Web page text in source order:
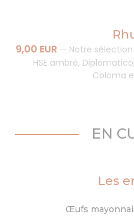
9,00 EUR — Notre sélection
HSE ambré,
Coloma
EN
Les
Œufs